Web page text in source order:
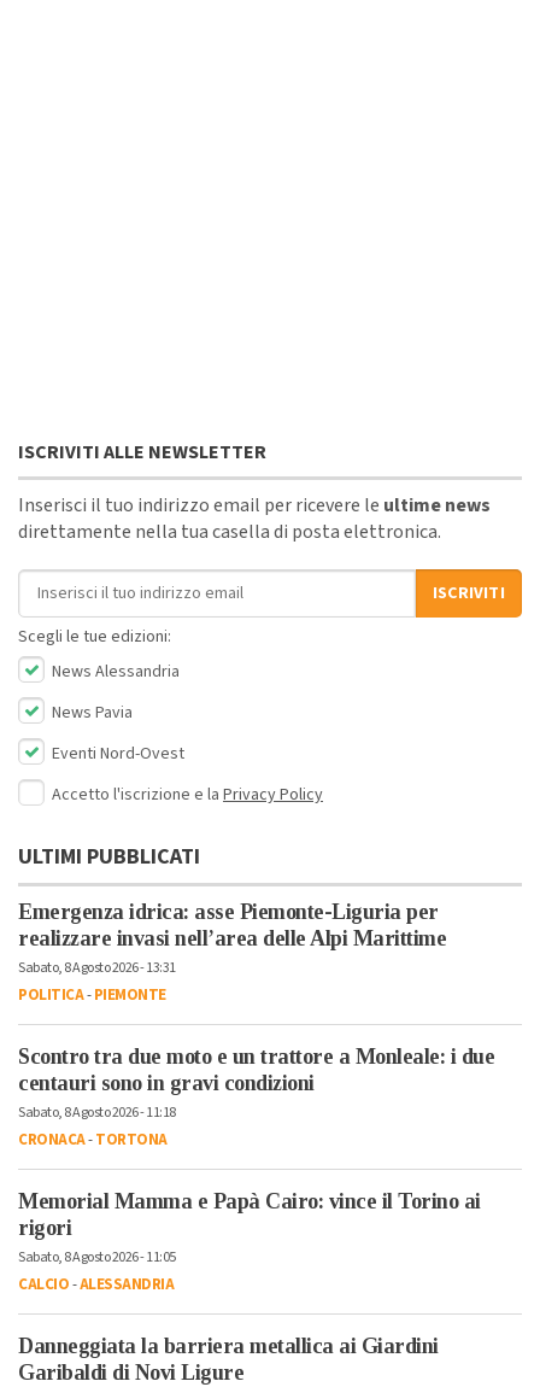
ISCRIVITI ALLE NEWSLETTER
Inserisci il tuo indirizzo email per ricevere le ultime news
direttamente nella tua casella di posta elettronica.
Indirizzo email
ISCRIVITI
Scegli le tue edizioni:
News Alessandria
News Pavia
Eventi Nord-Ovest
Accetto l'iscrizione e la Privacy Policy
ULTIMI PUBBLICATI
Emergenza idrica: asse Piemonte-Liguria per
realizzare invasi nell’area delle Alpi Marittime
Sabato, 8 Agosto 2026 - 13:31
POLITICA-PIEMONTE
Scontro tra due moto e un trattore a Monleale: i due
centauri sono in gravi condizioni
Sabato, 8 Agosto 2026 - 11:18
CRONACA-TORTONA
Memorial Mamma e Papà Cairo: vince il Torino ai
rigori
Sabato, 8 Agosto 2026 - 11:05
CALCIO-ALESSANDRIA
Danneggiata la barriera metallica ai Giardini
Garibaldi di Novi Ligure